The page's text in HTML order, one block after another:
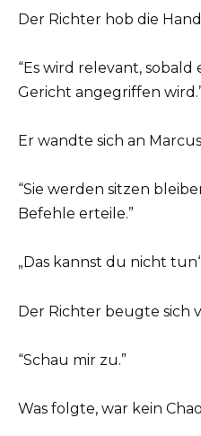
Der Richter hob die
“Es wird relevant,
Gericht angegriffen
Er wandte sich an
“Sie werden sitzen
Befehle erteile.”
„Das kannst du nicht
Der Richter beugte sich
“Schau mir zu.”
Was folgte, war kein